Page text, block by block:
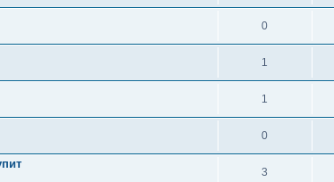
0
1
1
0
3